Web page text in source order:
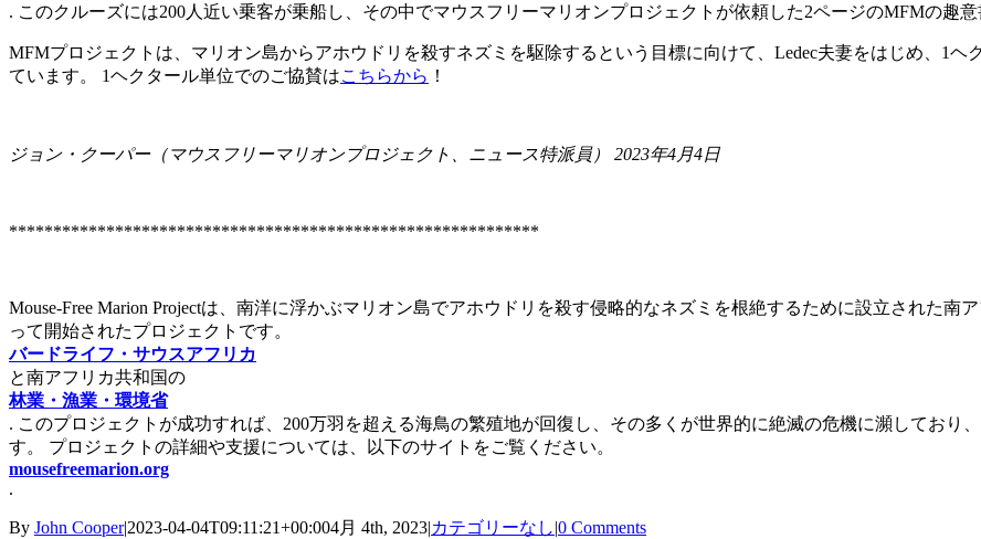
. このクルーズには200人近い乗客が乗船し、その中でマウスフリーマリオンプロジェクトが依頼した2ページのMFMの趣
MFMプロジェクトは、マリオン島からアホウドリを殺すネズミを駆除するという目標に向けて、Ledec夫妻をはじめ、1
ています。 1ヘクタール単位でのご協賛はこちらから ！
ジョン・クーパー（マウスフリーマリオンプロジェクト、ニュース特派員） 2023年4月4日
************************************************************
Mouse-Free Marion Projectは、南洋に浮かぶマリオン島でアホウドリを殺す侵略的なネズミを根絶するために設立された南
って開始されたプロジェクトです。
バードライフ・サウスアフリカ
と南アフリカ共和国の
林業・漁業・環境省
. このプロジェクトが成功すれば、200万羽を超える海鳥の繁殖地が回復し、その多くが世界的に絶滅の危機に瀕しており
す。 プロジェクトの詳細や支援については、以下のサイトをご覧ください。
mousefreemarion.org
.
By John Cooper|2023-04-04T09:11:21+00:004月 4th, 2023|カテゴリーなし|0 Comments